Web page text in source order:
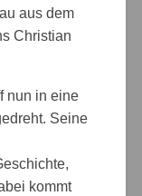
aus dem
Christian
nun in eine
Seine
kommt